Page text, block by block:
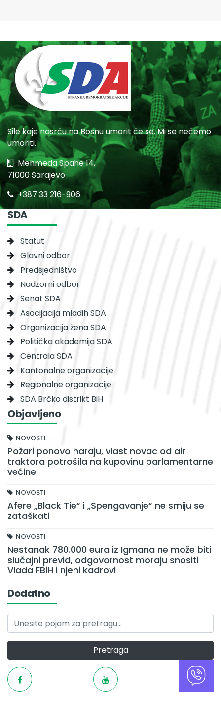
Sile koje nasrću na Bosnu umorit će se. Mi se nećemo
umoriti.
Mehmeda Spahe 14,
71000 Sarajevo
+387 33 216-906
SDA
Statut
Glavni odbor
Predsjedništvo
Nadzorni odbor
Senat SDA
Asocijacija mladih SDA
Organizacija žena SDA
Politička akademija SDA
Centrala SDA
Kantonalne organizacije
Regionalne organizacije
SDA Brčko distrikt BiH
Objavljeno
NOVOSTI
Požari ponovo haraju, vlast novac od air
traktora potrošila na kupovinu parlamentarne
većine
NOVOSTI
Afere „Black Tie“ i „Spengavanje“ ne smiju se
zataškati
NOVOSTI
Nestanak 780.000 eura iz Igmana ne može biti
slučajni previd, odgovornost moraju snositi
Vlada FBiH i njeni kadrovi
Dodatno
Pretraga